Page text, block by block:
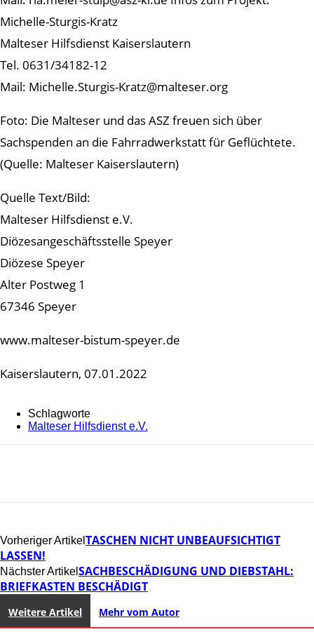
Michelle-Sturgis-Kratz
Malteser Hilfsdienst Kaiserslautern
Tel. 0631/34182-12
Mail: Michelle.Sturgis-Kratz@malteser.org
Foto: Die Malteser und das ASZ freuen sich über
Sachspenden an die Fahrradwerkstatt für Geflüchtete.
(Quelle: Malteser Kaiserslautern)
Quelle Text/Bild:
Malteser Hilfsdienst e.V.
Diözesangeschäftsstelle Speyer
Diözese Speyer
Alter Postweg 1
67346 Speyer
www.malteser-bistum-speyer.de
Kaiserslautern, 07.01.2022
Schlagworte
Malteser Hilfsdienst e.V.
Vorheriger Artikel TASCHEN NICHT UNBEAUFSICHTIGT
LASSEN!
Nächster Artikel SACHBESCHÄDIGUNG UND DIEBSTAHL:
BRIEFKASTEN BESCHÄDIGT
Weitere Artikel Mehr vom Autor